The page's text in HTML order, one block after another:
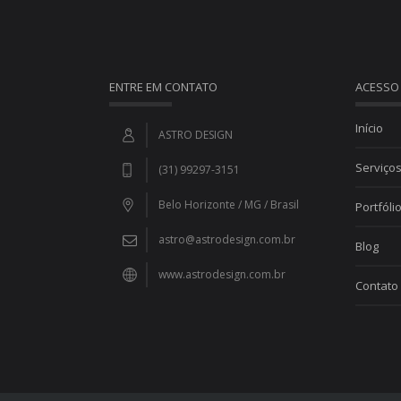
ENTRE EM CONTATO
ASTRO DESIGN
(31) 99297-3151
Belo Horizonte / MG / Brasil
astro@astrodesign.com.br
www.astrodesign.com.br
ACESSO
Início
Serviços
Portfólio
Blog
Contato